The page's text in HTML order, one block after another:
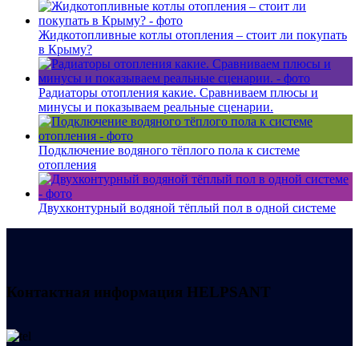
Жидкотопливные котлы отопления – стоит ли покупать
в Крыму?
Радиаторы отопления какие. Сравниваем плюсы и
минусы и показываем реальные сценарии.
Подключение водяного тёплого пола к системе
отопления
Двухконтурный водяной тёплый пол в одной системе
Контактная информация HELPSANT